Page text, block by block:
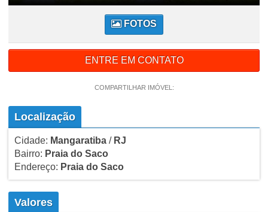
FOTOS
ENTRE EM CONTATO
COMPARTILHAR IMÓVEL:
Localização
Cidade: Mangaratiba/ RJ
Bairro: Praia do Saco
Endereço: Praia do Saco
Valores